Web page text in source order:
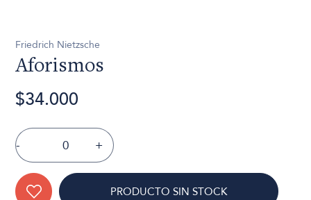
Friedrich Nietzsche
Aforismos
$34.000
- +
PRODUCTO SIN STOCK